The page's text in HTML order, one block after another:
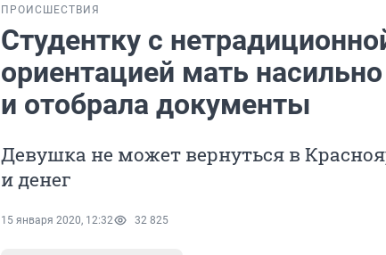
ПРОИСШЕСТВИЯ
Студентку с
ориентацией мать
и отобрала документы
Девушка не может вернуться в
и денег
15 января 2020, 12:32 32 825